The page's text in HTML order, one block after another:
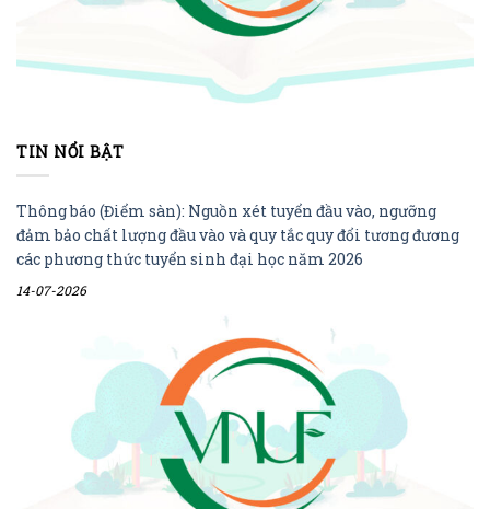
TIN NỔI BẬT
Thông báo (Điểm sàn): Nguồn xét tuyển đầu vào, ngưỡng
đảm bảo chất lượng đầu vào và quy tắc quy đổi tương đương
các phương thức tuyển sinh đại học năm 2026
14-07-2026